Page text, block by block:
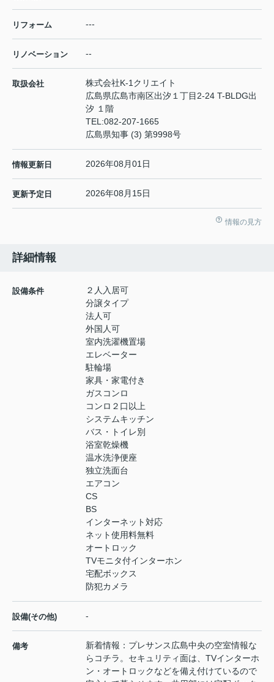
リフォーム ---
リノベーション --
取扱会社
株式会社K-1クリエイト
広島県広島市南区出汐１丁目2-24 T-BLDG出
汐 １階
TEL:082-207-1665
広島県知事 (3) 第9998号
情報更新日 2026年08月01日
更新予定日 2026年08月15日
情報の見方
詳細情報
設備条件
２人入居可
分譲タイプ
法人可
外国人可
室内洗濯機置場
エレベーター
駐輪場
家具・家電付き
ガスコンロ
コンロ２口以上
システムキッチン
バス・トイレ別
浴室乾燥機
温水洗浄便座
独立洗面台
エアコン
CS
BS
インターネット対応
ネット使用料無料
オートロック
TVモニタ付インターホン
宅配ボックス
防犯カメラ
設備(その他) -
備考
新着情報：プレサンス広島中央の空室情報な
らコチラ。セキュリティ面は、TVインターホ
ン・オートロックなどを備え付けているので